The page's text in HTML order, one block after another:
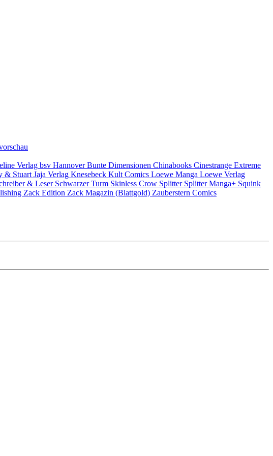
Verlag bsv HannoverBunte Dimensionen Chinabooks Cinestrange Extreme
& Stuart Jaja Verlag Knesebeck Kult Comics Loewe Manga Loewe Verlag
& Leser Schwarzer Turm Skinless Crow Splitter Splitter Manga+ Squink
Zack Edition Zack Magazin (Blattgold) Zauberstern Comics